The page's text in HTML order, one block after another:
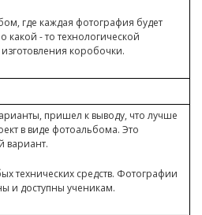
где каждая фотография будет
- то технологической
коробочки.
пришел к выводу, что лучше
в виде фотоальбома. Это
вариант.
технических средств. Фотографии
и доступны ученикам.